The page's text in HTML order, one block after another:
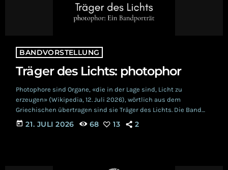
BANDVORSTELLUNG
Träger des Lichts: photophor
Photophore sind Organe, «die in der Lage sind, Licht zu
erzeugen» (Wikipedia, 12. Juli 2026), wörtlich aus dem
Griechischen übertragen sind sie Träger des Lichts. Die Band
photophor aber betont die Dunkelheit. Zu ihrer Namensfindung
erklärt Asch: «Es sollte eine Bezeichnung sein, die einen
today 21. JULI 2026 68 13 2